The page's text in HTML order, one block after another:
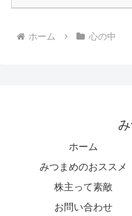
ホーム 心の中
ホーム
みつまめのおススメ
株主って素敵
お問い合わせ